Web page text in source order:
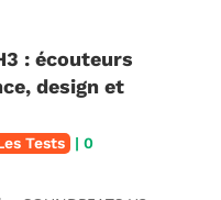
: écouteurs
design et
Tests | 0